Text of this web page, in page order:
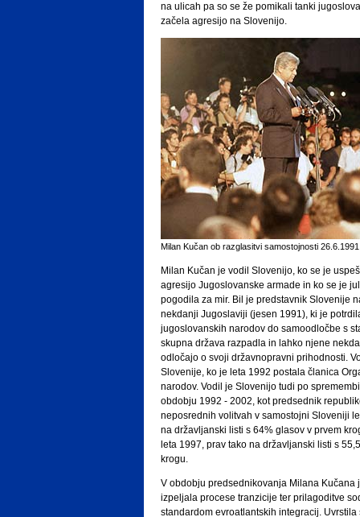
na ulicah pa so se že pomikali tanki
začela agresijo na Slovenijo.
Milan Kučan ob razglasitvi samostojnosti 26.6.1991
Milan Kučan je vodil Slovenijo, ko se je
agresijo Jugoslovanske armade in ko se je
pogodila za mir. Bil je predstavnik Slovenije
nekdanji Jugoslaviji (jesen 1991), ki je
jugoslovanskih narodov do samoodločbe s
skupna država razpadla in lahko njene
odločajo o svoji državnopravni prihodnosti.
Slovenije, ko je leta 1992 postala članica
narodov. Vodil je Slovenijo tudi po
obdobju 1992 - 2002, kot predsednik
neposrednih volitvah v samostojni Sloveniji
na državljanski listi s 64% glasov v prvem
leta 1997, prav tako na državljanski listi s
krogu.
V obdobju predsednikovanja Milana Kučana
izpeljala procese tranzicije ter prilagoditve
standardom evroatlantskih integracij.